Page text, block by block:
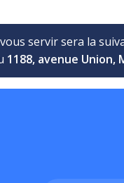
servir sera la
1188, avenue Union,